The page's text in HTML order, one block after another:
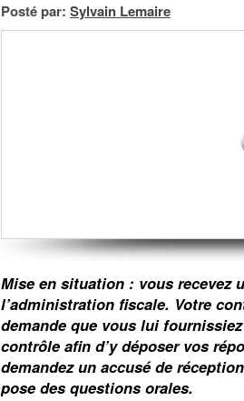
Posté par: Sylvain Lemaire
Mise en situation : vous recevez
l’administration fiscale. Votre
demande que vous lui
contrôle afin d’y déposer vos
demandez un accusé de
pose des questions orales.